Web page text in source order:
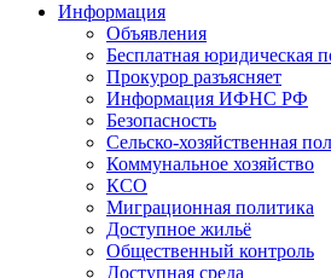
Информация
Объявления
Бесплатная юридическая
Прокурор разъясняет
Информация ИФНС РФ
Безопасность
Сельско-хозяйственная
Коммунальное хозяйство
КСО
Миграционная политика
Доступное жильё
Общественный контроль
Доступная среда